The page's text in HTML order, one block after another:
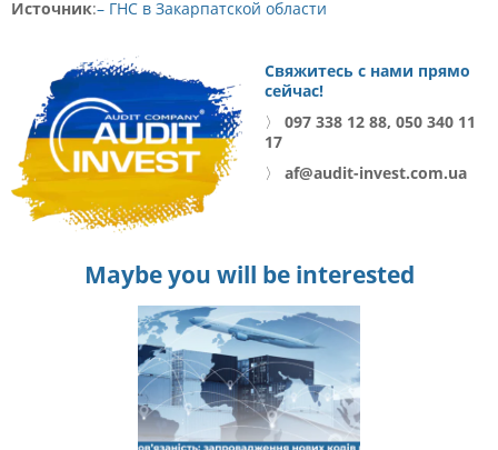
Источник:– ГНС в Закарпатской области
Свяжитесь с нами прямо
сейчас!
〉
097 338 12 88, 050 340 11
17
〉
af@audit-invest.com.ua
Maybe you will be interested